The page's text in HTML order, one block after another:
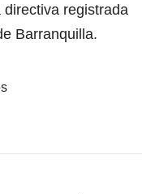
registrada
Barranquilla.